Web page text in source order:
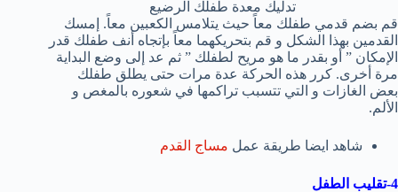
تدليك معدة طفلك الرضيع
قم بضم قدمي طفلك معاً حيث يتلامس الكعبين معاً. إمسك
القدمين بهذا الشكل و قم بتحريكهما معاً بإتجاه أنف طفلك قدر
الإمكان ” أو بقدر ما هو مريح لطفلك ” ثم عد إلى وضع البداية
مرة أخرى. كرر هذه الحركة عدة مرات حتى يطلق طفلك
بعض الغازات و التي تتسبب تراكمها في شعوره بالمغص و
الألم.
شاهد ايضا طريقة عمل مساج القدم
4-تقليب الطفل